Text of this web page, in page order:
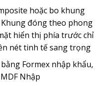
hoặc bo khung
đóng theo phong
hiển thị phía trước chỉ
nét tinh tế sang trọng
Formex nhập khẩu,
Nhập